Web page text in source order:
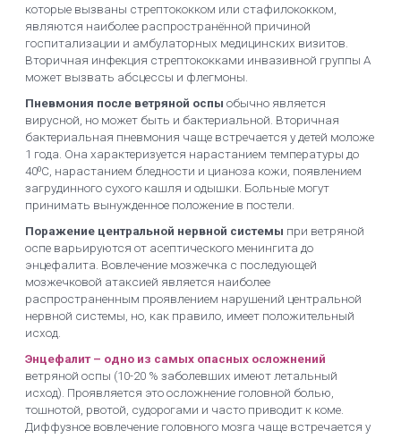
которые вызваны стрептококком или стафилококком,
являются наиболее распространённой причиной
госпитализации и амбулаторных медицинских визитов.
Вторичная инфекция стрептококками инвазивной группы А
может вызвать абсцессы и флегмоны.
Пневмония после ветряной оспы обычно является
вирусной, но может быть и бактериальной. Вторичная
бактериальная пневмония чаще встречается у детей моложе
1 года. Она характеризуется нарастанием температуры до
40⁰С, нарастанием бледности и цианоза кожи, появлением
загрудинного сухого кашля и одышки. Больные могут
принимать вынужденное положение в постели.
Поражение центральной нервной системы при ветряной
оспе варьируются от асептического менингита до
энцефалита. Вовлечение мозжечка с последующей
мозжечковой атаксией является наиболее
распространенным проявлением нарушений центральной
нервной системы, но, как правило, имеет положительный
исход.
Энцефалит – одно из самых опасных осложнений
ветряной оспы (10-20 % заболевших имеют летальный
исход). Проявляется это осложнение головной болью,
тошнотой, рвотой, судорогами и часто приводит к коме.
Диффузное вовлечение головного мозга чаще встречается у